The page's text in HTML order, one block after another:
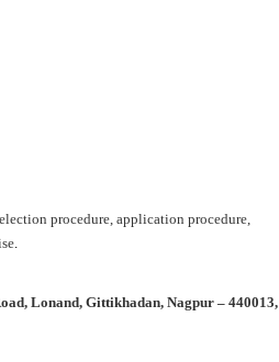
procedure, application procedure,
.
Lonand, Gittikhadan, Nagpur – 440013,